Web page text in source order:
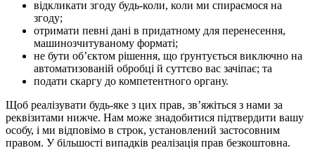
відкликати згоду будь-коли, коли ми спираємося на
згоду;
отримати певні дані в придатному для перенесення,
машинозчитуваному форматі;
не бути обʼєктом рішення, що ґрунтується виключно на
автоматизованій обробці й суттєво вас зачіпає; та
подати скаргу до компетентного органу.
Щоб реалізувати будь-яке з цих прав, звʼяжіться з нами за
реквізитами нижче. Нам може знадобитися підтвердити вашу
особу, і ми відповімо в строк, установлений застосовним
правом. У більшості випадків реалізація прав безкоштовна.